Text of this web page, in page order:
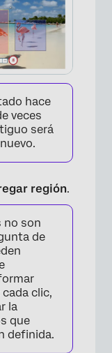
×
hace
veces
será
región.
no son
de
clic,
la
que
definida.